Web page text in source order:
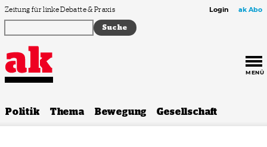
Zum Inhalt springen
Zeitung für linke Debatte & Praxis Login ak Abo
MENÜ
Politik Thema Bewegung Gesellschaft